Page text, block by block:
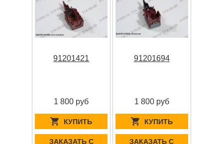
91201421
1 800 руб
КУПИТЬ
ЗАКАЗАТЬ С
91201694
1 800 руб
КУПИТЬ
ЗАКАЗАТЬ С